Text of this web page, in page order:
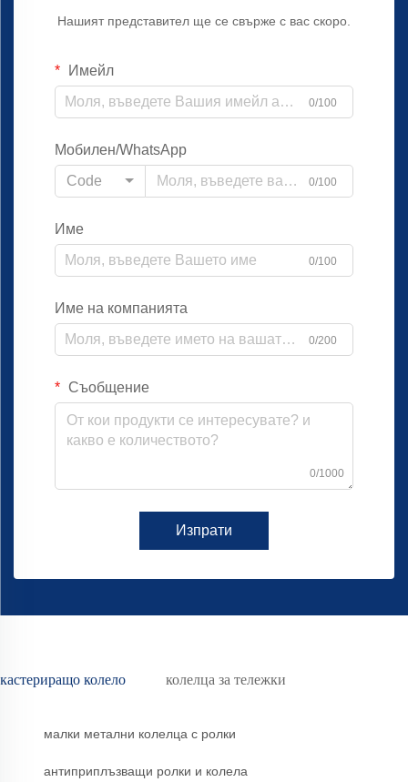
Нашият представител ще се свърже с вас скоро.
Имейл
0/100
Мобилен/WhatsApp
Code
0/100
Име
0/100
Име на компанията
0/200
Съобщение
0/1000
Изпрати
кастериращо колело колелца за тележки
малки метални колелца с ролки
антиприплъзващи ролки и колела